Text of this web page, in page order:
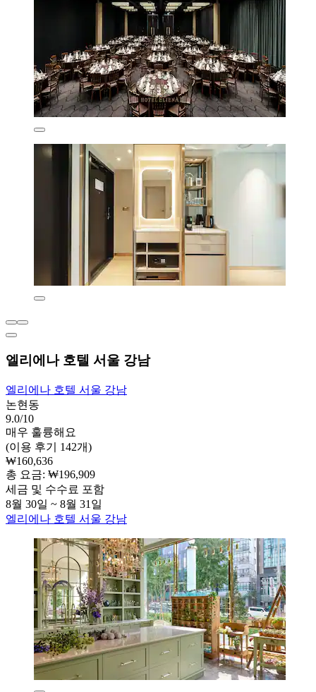
엘리에나 호텔 서울 강남
엘리에나 호텔 서울 강남
논현동
9.0/10
매우 훌륭해요
(이용 후기 142개)
₩160,636
총 요금: ₩196,909
세금 및 수수료 포함
8월 30일 ~ 8월 31일
엘리에나 호텔 서울 강남